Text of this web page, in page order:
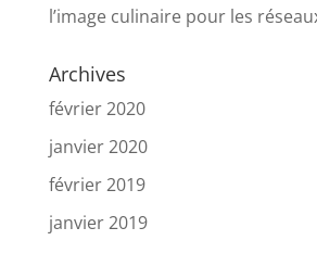
l’image culinaire pour les
Archives
février 2020
janvier 2020
février 2019
janvier 2019